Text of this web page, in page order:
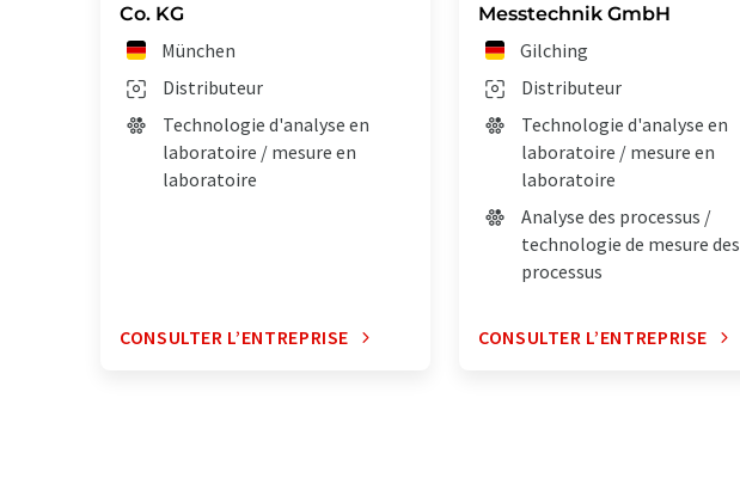
Co. KG
München
Distributeur
Technologie d'analyse en
laboratoire / mesure en
laboratoire
CONSULTER L’ENTREPRISE
Messtechnik GmbH
Gilching
Distributeur
Technologie d'analyse en
laboratoire / mesure en
laboratoire
Analyse des processus /
technologie de mesure des
processus
CONSULTER L’ENTREPRISE